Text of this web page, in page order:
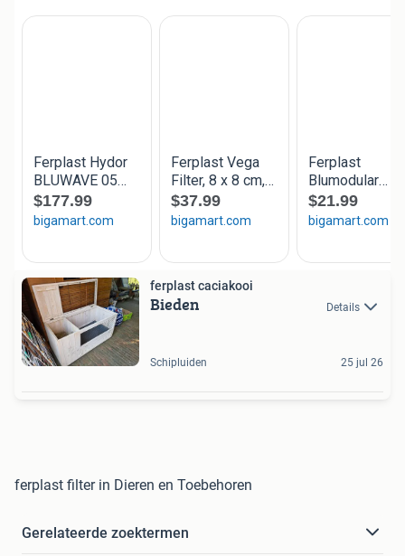
ferplast caciakooi
Bieden Details
Schipluiden 25 jul 26
ferplast filter in Dieren en Toebehoren
Gerelateerde zoektermen